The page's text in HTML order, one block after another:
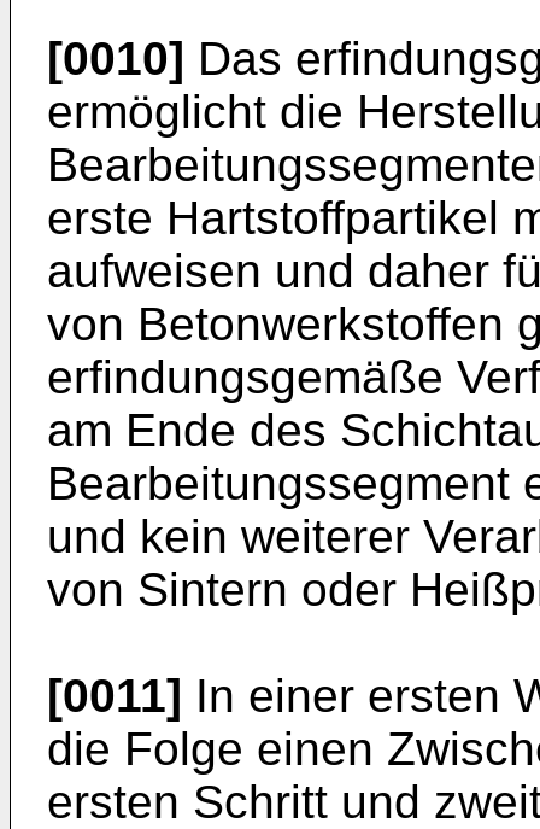
[0010] Das
ermöglicht die
erste Hartstoffpartikel
aufweisen und daher
von Betonwerkstoffen
erfindungsgemäße
am Ende des
Bearbeitungssegment
und kein weiterer
von Sintern oder
[0011] In einer ersten
die Folge einen
ersten Schritt und